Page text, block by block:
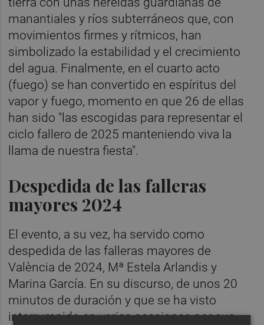
manantiales y ríos subterráneos que, con
movimientos firmes y rítmicos, han
simbolizado la estabilidad y el crecimiento
del agua. Finalmente, en el cuarto acto
(fuego) se han convertido en espíritus del
vapor y fuego, momento en que 26 de ellas
han sido "las escogidas para representar el
ciclo fallero de 2025 manteniendo viva la
llama de nuestra fiesta".
Despedida de las falleras
mayores 2024
El evento, a su vez, ha servido como
despedida de las falleras mayores de
València de 2024, Mª Estela Arlandis y
Marina García. En su discurso, de unos 20
minutos de duración y que se ha visto
interrumpido en varias ocasiones por sus